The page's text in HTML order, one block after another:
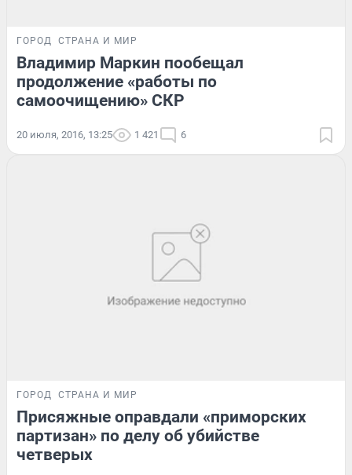
ГОРОД СТРАНА И МИР
Владимир Маркин пообещал
продолжение «работы по
самоочищению» СКР
20 июля, 2016, 13:25 1 421 6
ГОРОД СТРАНА И МИР
Присяжные оправдали «приморских
партизан» по делу об убийстве
четверых